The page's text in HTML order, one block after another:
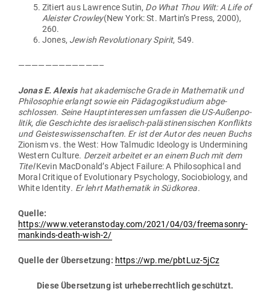
Zitiert aus Law­rence Sutin, Do What Thou Wilt: A Life of
Aleister Crowley(New York: St. Martin’s Press, 2000),
260.
Jones, Jewish Revo­lu­tionary Spirit, 549.
————————————–
Jonas E. Alexishat aka­de­mische Grade in Mathe­matik und
Phi­lo­sophie erlangt sowie ein Päd­ago­gik­studium abge­
schlossen. Seine Haupt­in­ter­essen umfassen die US-Außen­po­
litik, die Geschichte des israe­lisch-paläs­ti­nen­si­schen Kon­flikts
und Geis­tes­wis­sen­schaften. Er ist der Autor des neuen Buchs
Zionism vs. the West: How Tal­mudic Ideology is Under­mining
Western Culture. Derzeit arbeitet er an einem Buch mit dem
TitelKevin MacDonald’s Abject Failure: A Phi­lo­so­phical and
Moral Cri­tique of Evo­lu­tionary Psy­chology, Socio­biology, and
White Identity. Er lehrt Mathe­matik in Süd­korea.
Quelle:
https://www.veteranstoday.com/2021/04/03/freemasonry-
mankinds-death-wish‑2/
Quelle der Über­setzung: https://wp.me/pbtLuz-5jCz
Diese Über­setzung ist urhe­ber­rechtlich geschützt.